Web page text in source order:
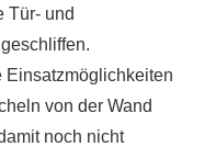
Tür- und
Einsatzmöglichkeiten
von der Wand
noch nicht